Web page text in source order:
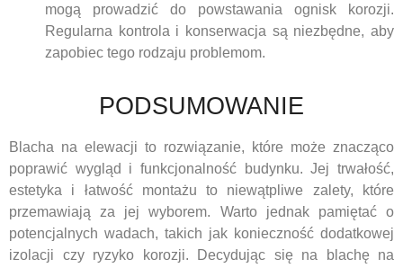
mogą prowadzić do powstawania ognisk korozji.
Regularna kontrola i konserwacja są niezbędne, aby
zapobiec tego rodzaju problemom.
PODSUMOWANIE
Blacha na elewacji to rozwiązanie, które może znacząco
poprawić wygląd i funkcjonalność budynku. Jej trwałość,
estetyka i łatwość montażu to niewątpliwe zalety, które
przemawiają za jej wyborem. Warto jednak pamiętać o
potencjalnych wadach, takich jak konieczność dodatkowej
izolacji czy ryzyko korozji. Decydując się na blachę na